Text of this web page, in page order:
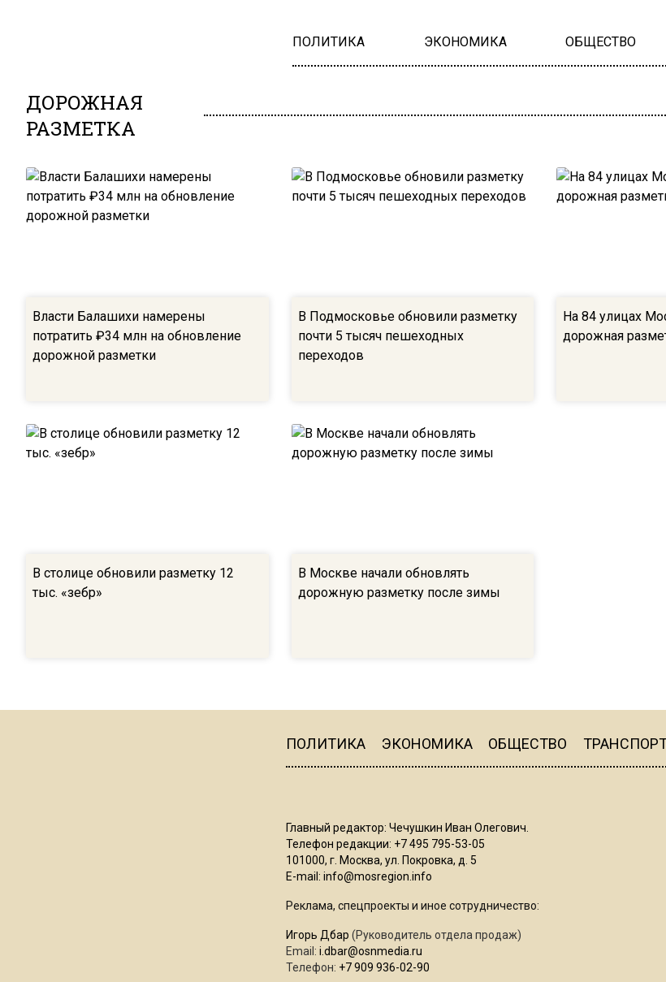
ПОЛИТИКА ЭКОНОМИКА ОБЩЕСТВО
ДОРОЖНАЯ
РАЗМЕТКА
Власти Балашихи намерены
потратить ₽34 млн на обновление
дорожной разметки
В Подмосковье обновили разметку
почти 5 тысяч пешеходных
переходов
На 84 улицах
дорожная
В столице обновили разметку 12
тыс. «зебр»
В Москве начали обновлять
дорожную разметку после зимы
ПОЛИТИКА ЭКОНОМИКА ОБЩЕСТВО
Главный редактор: Чечушкин Иван Олегович.
Телефон редакции: +7 495 795-53-05
101000, г. Москва, ул. Покровка, д. 5
E-mail: info@mosregion.info
Реклама, спецпроекты и иное сотрудничество:
Игорь Дбар (Руководитель отдела продаж)
Email: i.dbar@osnmedia.ru
Телефон: +7 909 936-02-90